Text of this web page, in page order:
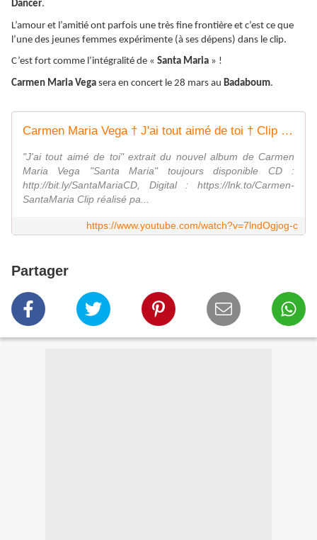
Dancer.
L’amour et l’amitié ont parfois une très fine frontière et c’est ce que
l’une des jeunes femmes expérimente (à ses dépens) dans le clip.
C’est fort comme l’intégralité de « Santa Maria » !
Carmen Maria Vega sera en concert le 28 mars au Badaboum.
Carmen Maria Vega † J'ai tout aimé de toi † Clip officiel
"J'ai tout aimé de toi" extrait du nouvel album de Carmen
Maria Vega "Santa Maria" toujours disponible CD :
http://bit.ly/SantaMariaCD, Digital : https://lnk.to/Carmen-
SantaMaria Clip réalisé pa...
https://www.youtube.com/watch?v=7lndOgjog-c
Partager